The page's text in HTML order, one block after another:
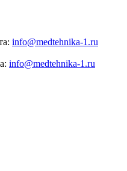
info@medtehnika-1.ru
info@medtehnika-1.ru